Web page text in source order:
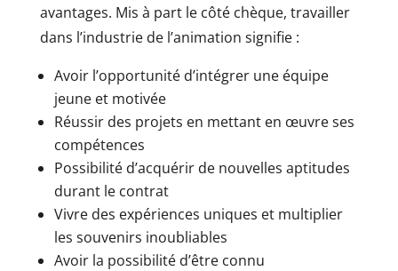
avantages. Mis à part le côté chèque, travailler
dans l’industrie de l’animation signifie :
Avoir l’opportunité d’intégrer une équipe
jeune et motivée
Réussir des projets en mettant en œuvre ses
compétences
Possibilité d’acquérir de nouvelles aptitudes
durant le contrat
Vivre des expériences uniques et multiplier
les souvenirs inoubliables
Avoir la possibilité d’être connu